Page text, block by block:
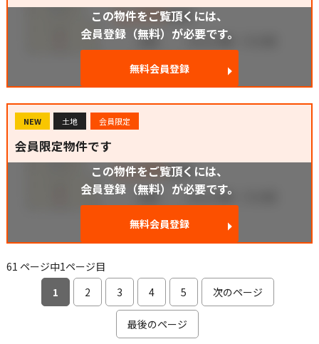
この物件をご覧頂くには、
会員登録（無料）が必要です。
無料会員登録
NEW 土地 会員限定
会員限定物件です
この物件をご覧頂くには、
会員登録（無料）が必要です。
無料会員登録
61 ページ中1ページ目
1
2 3 4 5 次のページ
最後のページ